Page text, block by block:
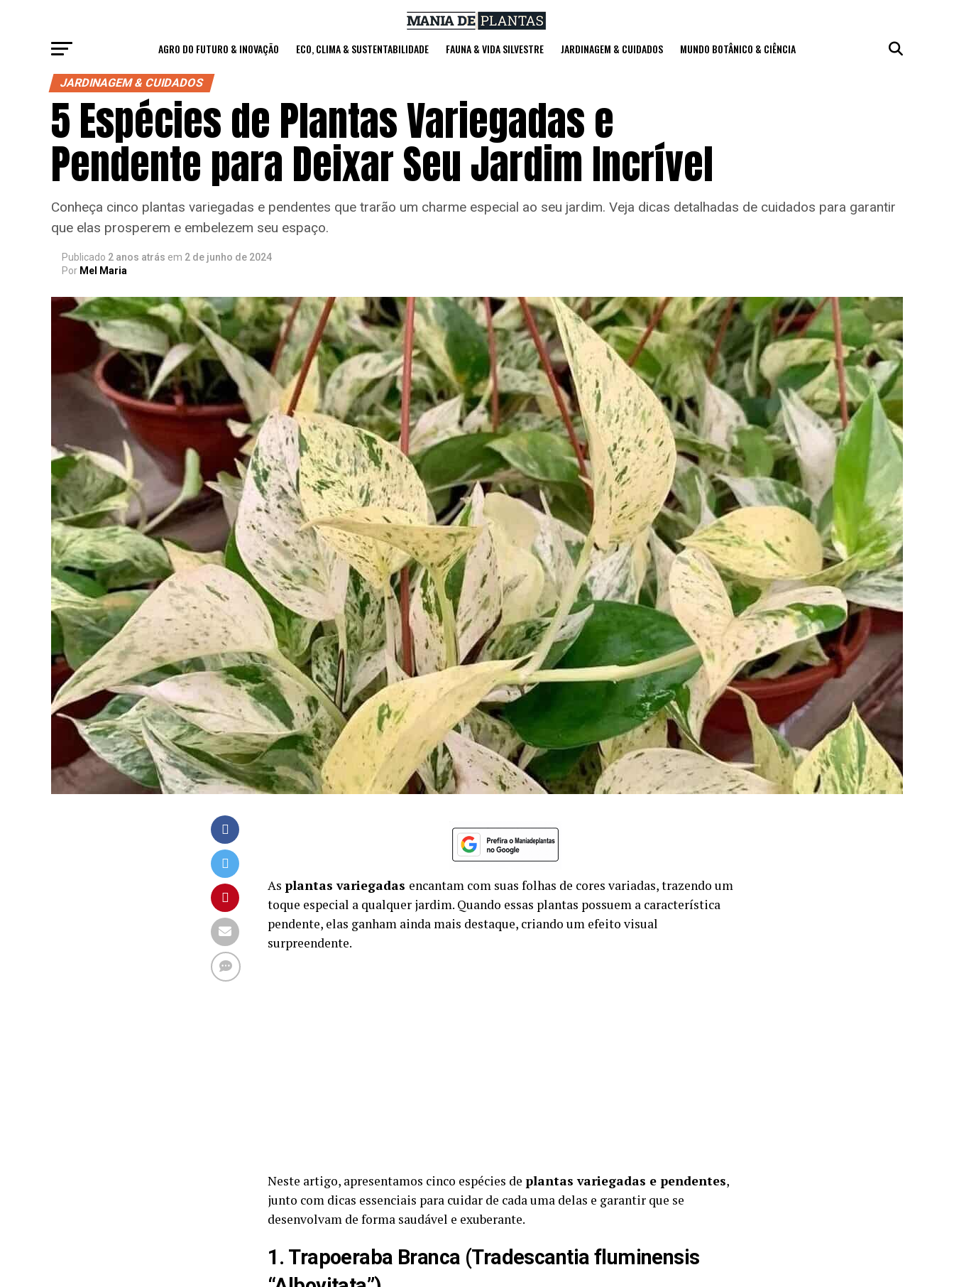
AGRO DO FUTURO & INOVAÇÃO ECO, CLIMA & SUSTENTABILIDADE FAUNA & VIDA SILVESTRE JARDINAGEM & CUIDADOS MUNDO BOTÂNICO & CIÊNCIA
JARDINAGEM & CUIDADOS
5 Espécies de Plantas Variegadas e
Pendente para Deixar Seu Jardim Incrível
Conheça cinco plantas variegadas e pendentes que trarão um charme especial ao seu jardim. Veja dicas detalhadas de cuidados para garantir
que elas prosperem e embelezem seu espaço.
Publicado 2 anos atrás em 2 de junho de 2024
Por Mel Maria
As plantas variegadas encantam com suas folhas de cores variadas, trazendo um
toque especial a qualquer jardim. Quando essas plantas possuem a característica
pendente, elas ganham ainda mais destaque, criando um efeito visual
surpreendente.
Neste artigo, apresentamos cinco espécies de plantas variegadas e pendentes,
junto com dicas essenciais para cuidar de cada uma delas e garantir que se
desenvolvam de forma saudável e exuberante.
1. Trapoeraba Branca (Tradescantia fluminensis